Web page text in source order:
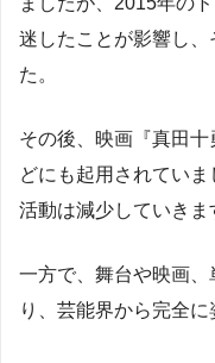
迷したことが影響し
た。
その後、映画『真田
どにも起用されてい
活動は減少していきま
一方で、舞台や映画
り、芸能界から完全に